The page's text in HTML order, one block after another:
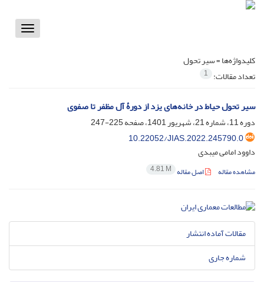
Toggle
کلیدواژه‌ها =سیر تحول
تعداد مقالات: 1
سیر تحول حیاط در خانه‌های یزد از دورۀ آل مظفر تا صفوی
دوره 11، شماره 21، شهریور 1401، صفحه
225-247
10.22052/JIAS.2022.245790.0
داوود امامی میبدی
مشاهده مقاله اصل مقاله 4.81 M
مقالات آماده انتشار
شماره جاری